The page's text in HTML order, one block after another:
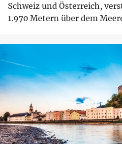
Schweiz und Österreich,
1.970 Metern über dem